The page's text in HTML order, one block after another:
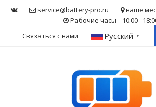
service@battery-pro.ru
наше
Рабочие часы --10:00 -
Связаться с нами
Русский ▼